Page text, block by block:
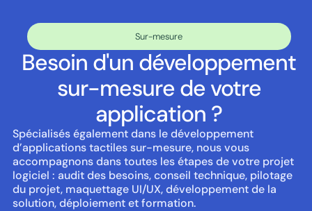
Sur-mesure
Besoin d'un développement
sur-mesure de votre
application ?
Spécialisés également dans le développement
d’applications tactiles sur-mesure, nous vous
accompagnons dans toutes les étapes de votre projet
logiciel : audit des besoins, conseil technique, pilotage
du projet, maquettage UI/UX, développement de la
solution, déploiement et formation.